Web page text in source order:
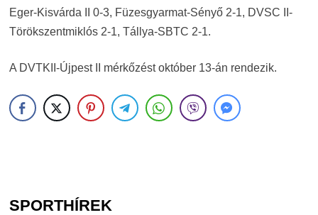
Eger-Kisvárda II 0-3, Füzesgyarmat-Sényő 2-1, DVSC II-
Törökszentmiklós 2-1, Tállya-SBTC 2-1.
A DVTKII-Újpest II mérkőzést október 13-án rendezik.
SPORTHÍREK